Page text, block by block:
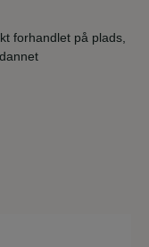
forhandlet på plads,